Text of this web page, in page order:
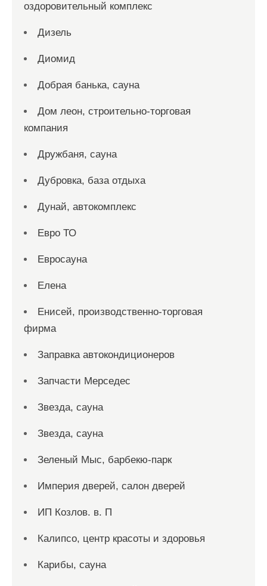
оздоровительный комплекс
Дизель
Диомид
Добрая банька, сауна
Дом леон, строительно-торговая
компания
Дружбаня, сауна
Дубровка, база отдыха
Дунай, автокомплекс
Евро ТО
Евросауна
Елена
Енисей, производственно-торговая
фирма
Заправка автокондиционеров
Запчасти Мерседес
Звезда, сауна
Звезда, сауна
Зеленый Мыс, барбекю-парк
Империя дверей, салон дверей
ИП Козлов. в. П
Калипсо, центр красоты и здоровья
Карибы, сауна